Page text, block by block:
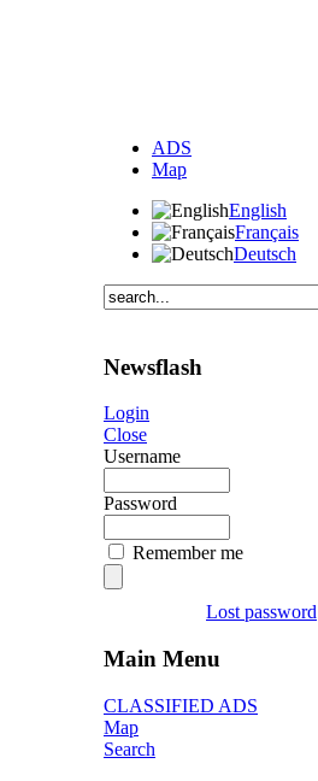
ADS
Map
English
Français
Deutsch
Newsflash
Login
Close
Username
Password
Remember me
Lost password
Main Menu
CLASSIFIED ADS
Map
Search